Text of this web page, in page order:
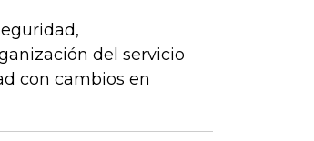
del servicio
con cambios en